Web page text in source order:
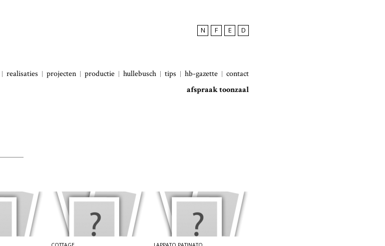
N F E D
realisaties projecten productie hullebusch tips hb-gazette
contact
afspraak toonzaal